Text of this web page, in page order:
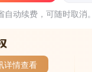
自动续费，可随时取消。
详情查看